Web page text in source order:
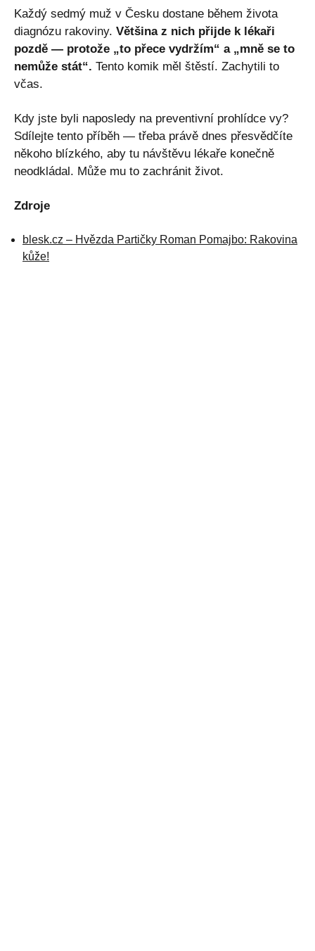
Každý sedmý muž v Česku dostane během života
diagnózu rakoviny. Většina z nich přijde k lékaři
pozdě — protože „to přece vydržím“ a „mně se to
nemůže stát“. Tento komik měl štěstí. Zachytili to
včas.
Kdy jste byli naposledy na preventivní prohlídce vy?
Sdílejte tento příběh — třeba právě dnes přesvědčíte
někoho blízkého, aby tu návštěvu lékaře konečně
neodkládal. Může mu to zachránit život.
Zdroje
blesk.cz – Hvězda Partičky Roman Pomajbo: Rakovina
kůže!